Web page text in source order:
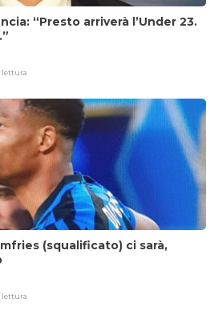
“Presto arriverà l’Under 23.
lettura
(squalificato) ci sarà,
lettura